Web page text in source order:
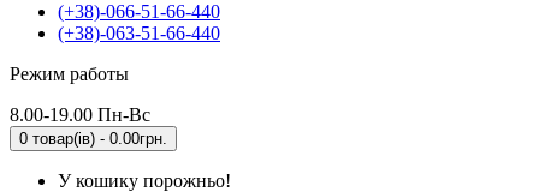
(+38)-066-51-66-440
(+38)-063-51-66-440
Режим работы
8.00-19.00 Пн-Вс
0 товар(ів) - 0.00грн.
У кошику порожньо!